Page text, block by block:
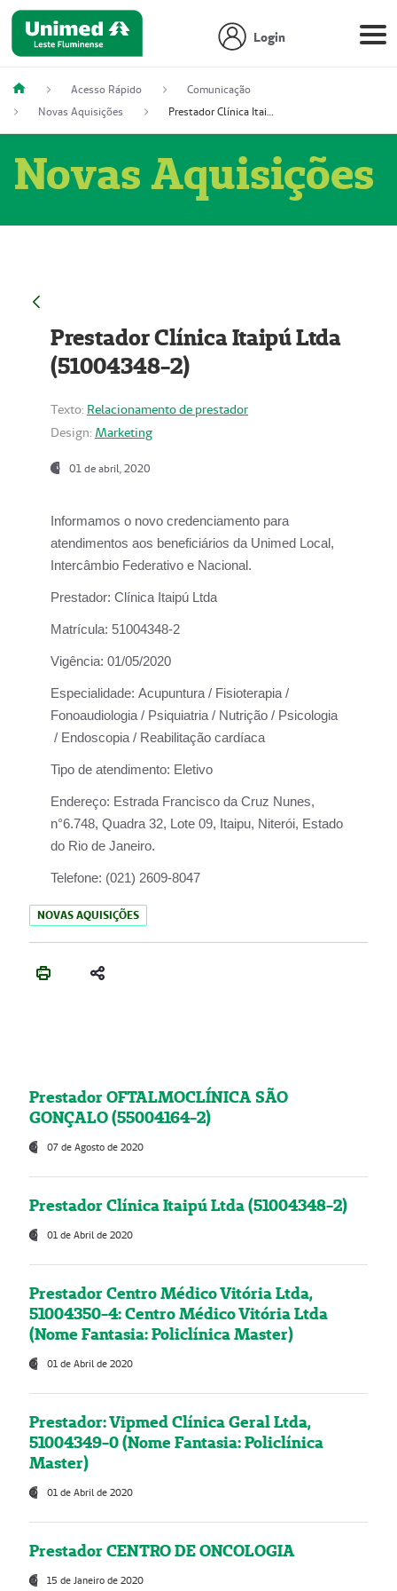
Login
Acesso Rápido
Comunicação
Novas Aquisições
Prestador Clínica Itaipú Ltda (51004348-2)
Novas Aquisições
Prestador Clínica Itaipú Ltda
(51004348-2)
Texto: Relacionamento de prestador
Design: Marketing
01 de abril, 2020
Informamos o novo credenciamento para
atendimentos aos beneficiários da Unimed Local,
Intercâmbio Federativo e Nacional.
Prestador: Clínica Itaipú Ltda
Matrícula: 51004348-2
Vigência: 01/05/2020
Especialidade: Acupuntura / Fisioterapia /
Fonoaudiologia / Psiquiatria / Nutrição / Psicologia
/ Endoscopia / Reabilitação cardíaca
Tipo de atendimento: Eletivo
Endereço: Estrada Francisco da Cruz Nunes,
n°6.748, Quadra 32, Lote 09, Itaipu, Niterói, Estado
do Rio de Janeiro.
Telefone: (021) 2609-8047
NOVAS AQUISIÇÕES
Prestador OFTALMOCLÍNICA SÃO
GONÇALO (55004164-2)
07 de Agosto de 2020
Prestador Clínica Itaipú Ltda (51004348-2)
01 de Abril de 2020
Prestador Centro Médico Vitória Ltda,
51004350-4: Centro Médico Vitória Ltda
(Nome Fantasia: Policlínica Master)
01 de Abril de 2020
Prestador: Vipmed Clínica Geral Ltda,
51004349-0 (Nome Fantasia: Policlínica
Master)
01 de Abril de 2020
Prestador CENTRO DE ONCOLOGIA
15 de Janeiro de 2020